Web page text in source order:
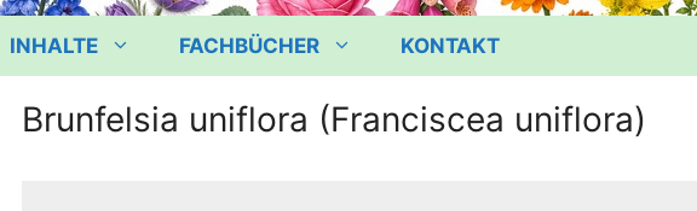
INHALTE FACHBÜCHER KONTAKT
Brunfelsia uniflora (Franciscea uniflora)